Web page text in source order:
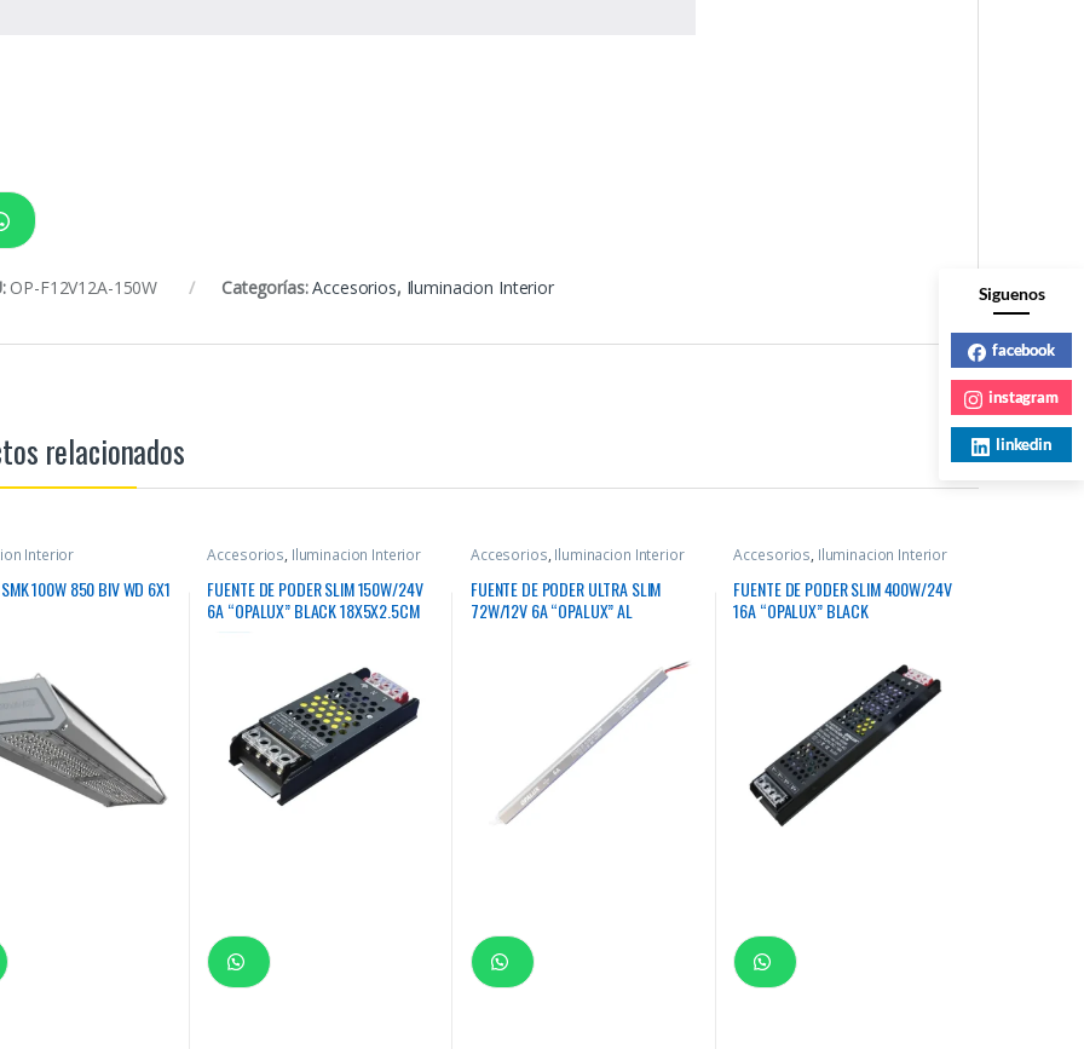
OP-F12V12A-150W Categorías:Accesorios, Iluminacion Interior
relacionados
Interior
100W 850 BIV WD 6X1
Accesorios, Iluminacion Interior
FUENTE DE PODER SLIM 150W/24V
6A “OPALUX” BLACK 18X5X2.5CM
Accesorios, Iluminacion Interior
FUENTE DE PODER ULTRA SLIM
72W/12V 6A “OPALUX” AL
Accesorios, Iluminacion Interior
FUENTE DE PODER SLIM 400W/24V
16A “OPALUX” BLACK
Siguenos
facebook
instagram
linkedin